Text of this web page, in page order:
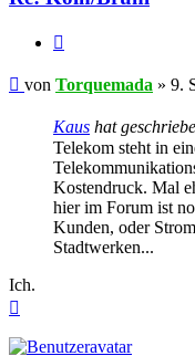
Beitrag
von Torquemada » 9.
Kaus hat
Telekom steht in
Kostendruck. Mal
hier im Forum ist
Kunden, oder
Stadtwerken...
Ich.